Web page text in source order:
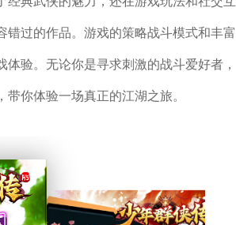
过的作品。游戏的策略战斗模式和丰富
验。无论你是寻求刺激的战斗爱好者，
你体验一场真正的江湖之旅。